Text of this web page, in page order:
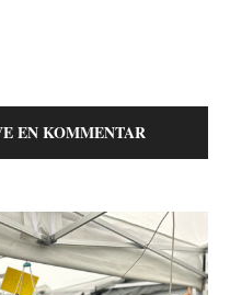
EN KOMMENTAR